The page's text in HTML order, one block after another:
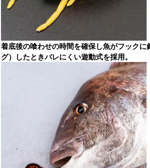
着底後の喰わせの時間を確保し魚がフックに
グ）したときバレにくい遊動式を採用。